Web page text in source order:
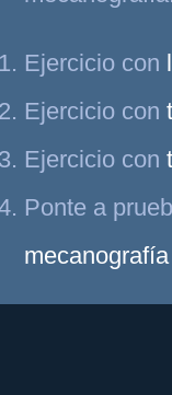
Ejercicio con
Ejercicio con
Ejercicio con
Ponte a
mecanografía